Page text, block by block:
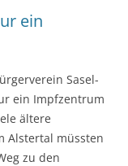
ein
Sasel-
ein Impfzentrum
ältere
Alstertal müssten
zu den